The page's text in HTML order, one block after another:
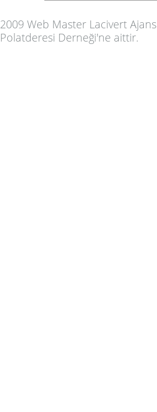
2009 Web Master Lacivert Ajans
Polatderesi Derneği'ne aittir.